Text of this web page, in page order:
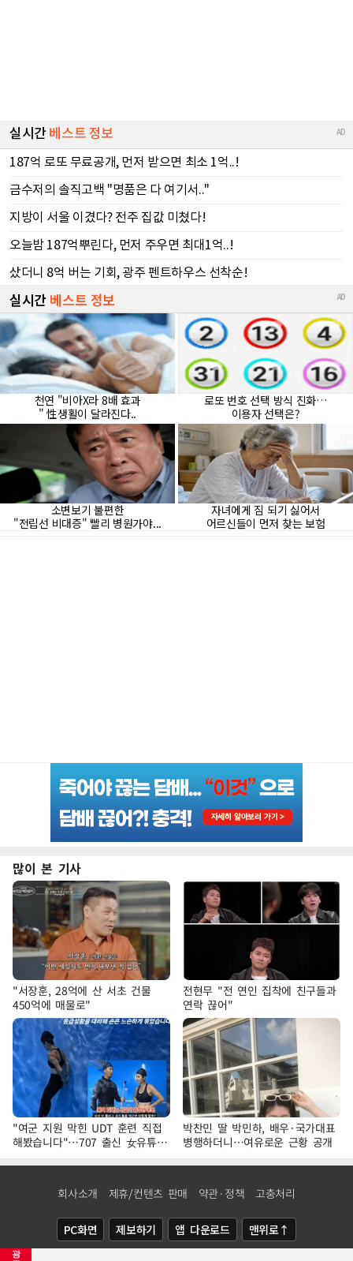
광
많이 본 기사
"서장훈, 28억에 산 서초 건물
450억에 매물로"
전현무 "전 연인 집착에 친구들과
연락 끊어"
"여군 지원 막힌 UDT 훈련 직접
해봤습니다"…707 출신 女유튜버
'완벽 소화'
박찬민 딸 박민하, 배우·국가대표
병행하더니…여유로운 근황 공개
회사소개 제휴/컨텐츠 판매 약관·정책 고충처리
PC화면 제보하기 앱 다운로드 맨위로↑